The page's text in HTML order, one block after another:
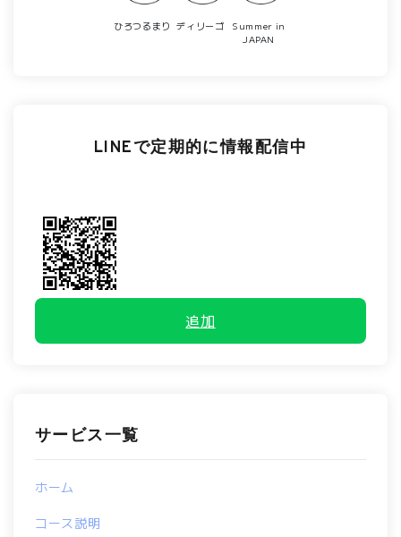
ひろつるまり ディリーゴ
Summer in
JAPAN
LINEで定期的に情報配信中
追加
サービス一覧
ホーム
コース説明